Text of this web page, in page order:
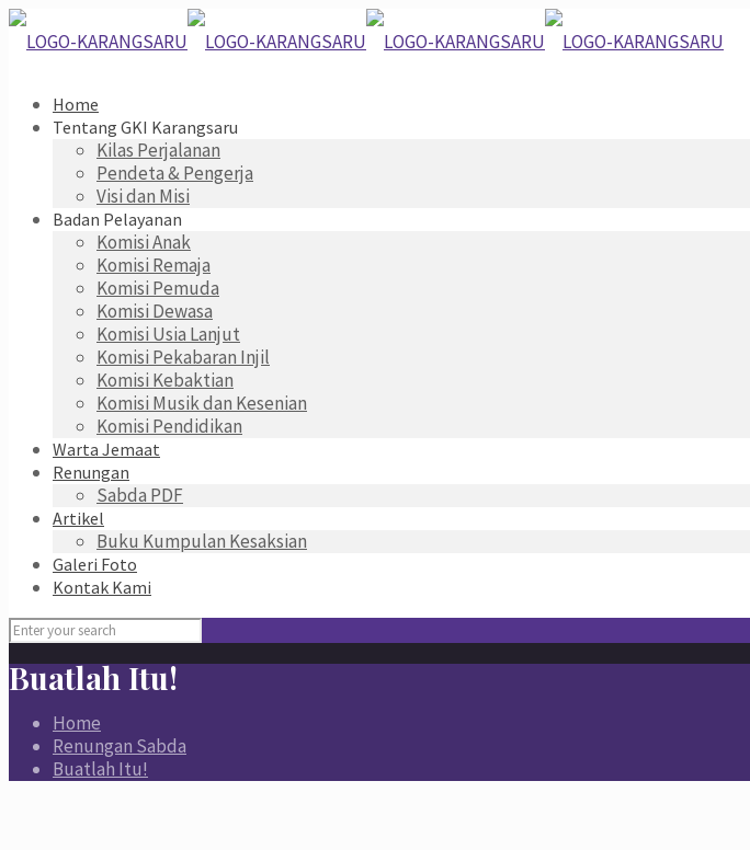
Home
Tentang GKI Karangsaru
Kilas Perjalanan
Pendeta & Pengerja
Visi dan Misi
Badan Pelayanan
Komisi Anak
Komisi Remaja
Komisi Pemuda
Komisi Dewasa
Komisi Usia Lanjut
Komisi Pekabaran Injil
Komisi Kebaktian
Komisi Musik dan Kesenian
Komisi Pendidikan
Warta Jemaat
Renungan
Sabda PDF
Artikel
Buku Kumpulan Kesaksian
Galeri Foto
Kontak Kami
Buatlah Itu!
Home
Renungan Sabda
Buatlah Itu!